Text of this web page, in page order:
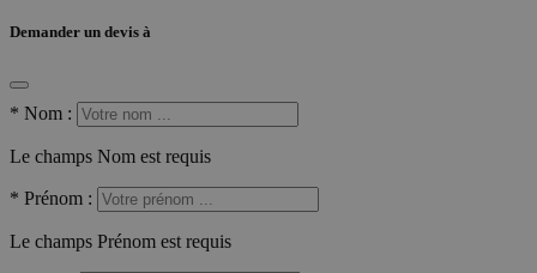
Demander un devis à
* Nom :
Le champs Nom est requis
* Prénom :
Le champs Prénom est requis